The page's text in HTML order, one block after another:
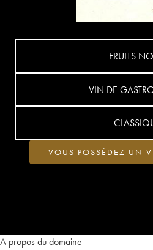
A propos du domaine
FRUITS
VIN DE
VOUS POSSÉDEZ UN